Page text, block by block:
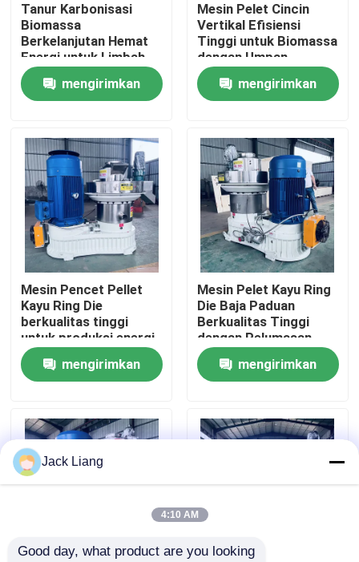
Rumah
Produk
Tampilan VR
Tentang kita
Wisata pabrik
Kontrol kualitas
Quote request suatu
Pabrik Pelet Kayu
Tanur Karbonisasi
Biomassa
Berkelanjutan Hemat
Energi untuk Limbah
Pertanian
mengirimkan
Mesin Pelet Cincin
Vertikal Efisiensi
Tinggi untuk Biomassa
dengan Umpan
Vertikal dan Desain
Hemat Energimengirimkan
Mesin Pencet Pellet
Kayu Ring Die
berkualitas tinggi
untuk produksi energi
bersih
mengirimkan
Mesin Pelet Kayu Ring
Die Baja Paduan
Berkualitas Tinggi
dengan Pelumasan
Otomatis dan
Transmisi Roda Gigi
Heliks yang Efisien
mengirimkan
Jack Liang
4:10 AM
Good day, what product are you looking